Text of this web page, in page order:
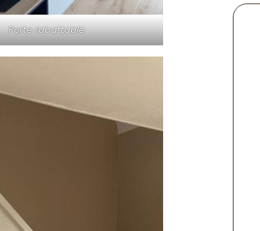
Porte rabattable